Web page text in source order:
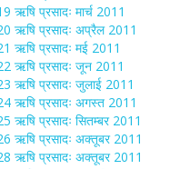
ऋषि प्रसादः मार्च 2011
ऋषि प्रसादः अप्रैल 2011
ऋषि प्रसादः मई 2011
ऋषि प्रसादः जून 2011
ऋषि प्रसादः जुलाई 2011
ऋषि प्रसादः अगस्त 2011
ऋषि प्रसादः सितम्बर 2011
ऋषि प्रसादः अक्तूबर 2011
ऋषि प्रसादः अक्तूबर 2011